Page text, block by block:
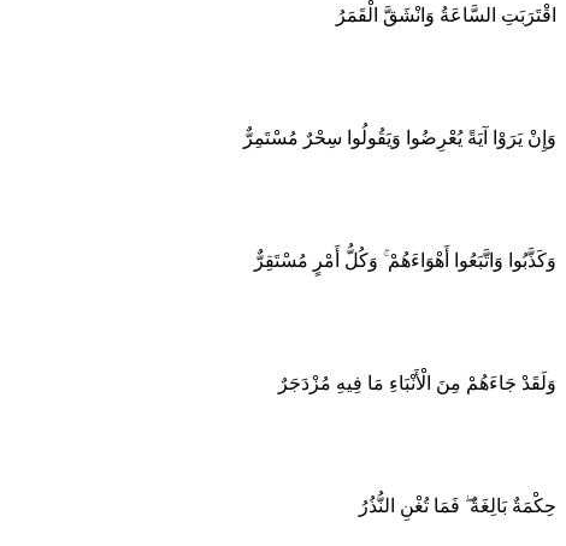
اقْتَرَبَتِ السَّاعَةُ وَانْشَقَّ الْقَمَرُ
وَإِنْ يَرَوْا آيَةً يُعْرِضُوا وَيَقُولُوا سِحْرٌ مُسْتَمِرٌّ
وَكَذَّبُوا وَاتَّبَعُوا أَهْوَاءَهُمْ ۚ وَكُلُّ أَمْرٍ مُسْتَقِرٌّ
وَلَقَدْ جَاءَهُمْ مِنَ الْأَنْبَاءِ مَا فِيهِ مُزْدَجَرٌ
حِكْمَةٌ بَالِغَةٌ ۖ فَمَا تُغْنِ النُّذُرُ